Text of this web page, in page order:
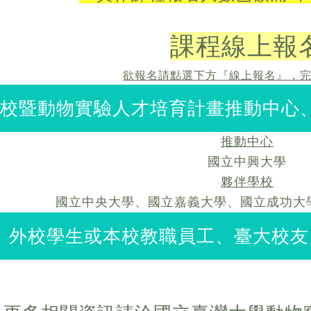
課程線上報
欲報名請點選下方『線上報名』，
暨動物實驗人才培育計畫推動中心
推動中心
國立中興大學
夥伴學校
國立中央大學、國立嘉義大學、國立成功
外校學生或本校教職員工、臺大校